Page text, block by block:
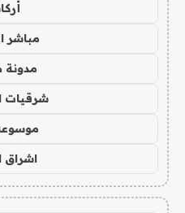
مباشر
شرقيات
اشراق